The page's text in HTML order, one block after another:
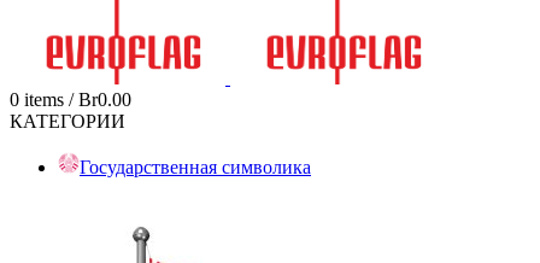
0 items / Br0.00
КАТЕГОРИИ
Государственная символика